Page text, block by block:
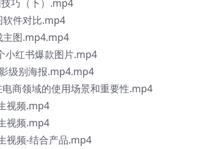
巧（下）.mp4
软件对比.mp4
主图.mp4.mp4
小红书爆款图片.mp4
级别海报.mp4.mp4
电商领域的使用场景和重要性.mp4
视频.mp4
视频.mp4
视频-结合产品.mp4